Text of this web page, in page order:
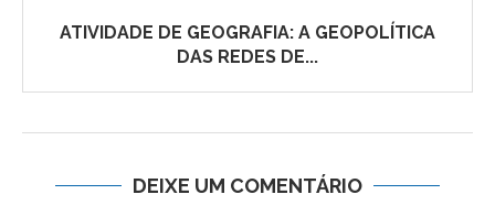
ATIVIDADE DE GEOGRAFIA: A GEOPOLÍTICA
DAS REDES DE...
DEIXE UM COMENTÁRIO